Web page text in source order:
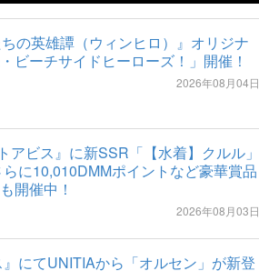
の英雄譚（ウィンヒロ）』オリジナ
ビーチサイドヒーローズ！」開催！
2026年08月04日
アビス』に新SSR「【水着】クルル」
らに10,010DMMポイントなど豪華賞品
開催中！
2026年08月03日
にてUNITIAから「オルセン」が新登